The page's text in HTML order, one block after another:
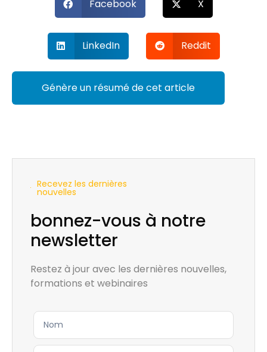
Facebook X
LinkedIn Reddit
Génère un résumé de cet article
Recevez les dernières
nouvelles
bonnez-vous à notre
newsletter
Restez à jour avec les dernières nouvelles,
formations et webinaires